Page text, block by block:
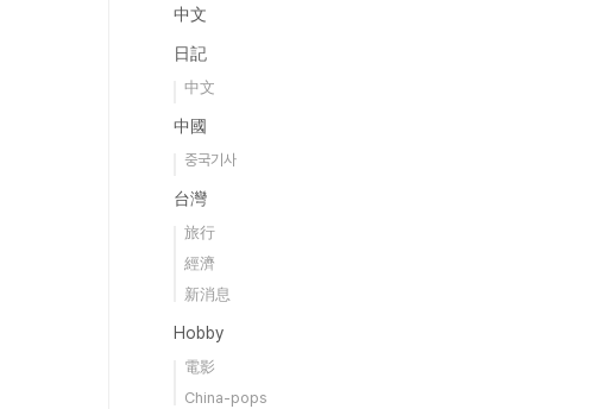
中文
日記
中文
中國
중국기사
台灣
旅行
經濟
新消息
Hobby
電影
China-pops